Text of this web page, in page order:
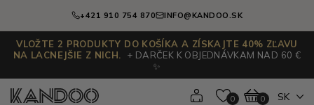
+421 910 754 870 INFO@KANDOO.SK
VLOŽTE 2 PRODUKTY DO KOŠÍKA A ZÍSKAJTE 40% ZĽAVU
NA LACNEJŠIE Z NICH.
+ DARČEK K OBJEDNÁVKAM NAD 60 €
✨
0 0 SK